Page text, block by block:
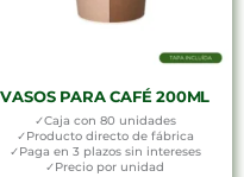
VASOS PARA CAFÉ 200ML
✓Caja con 80 unidades
✓Producto directo de fábrica
✓Paga en 3 plazos sin intereses
✓Precio por unidad